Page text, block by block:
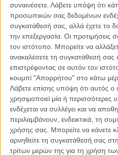
συναινέσετε. Λάβετε υπόψη ότι
προσωπικών σας δεδομένων
συγκατάθεσή σας, αλλά έχετε το
την επεξεργασία. Οι προτιμήσεις
τον ιστότοπο. Μπορείτε να
ανακαλέσετε τη συγκατάθεσή σας
επιστρέφοντας σε αυτόν τον
κουμπί "Απορρήτου" στο κάτω
Λάβετε επίσης υπόψη ότι αυτός ο
χρησιμοποιεί μία ή περισσότερες
ενδέχεται να συλλέγει και να
περιλαμβάνουν, ενδεικτικά, τη
χρήσης σας. Μπορείτε να κάνετε
αρνηθείτε τη συγκατάθεσή σας
τρίτων μερών της για τη χρήση
Δείτε αυτή την πρώτη σκηνή (όπου ο
σαιξπηρικός... γάιδαρος/ κώλος/
τόνο, το ύφος και το πόσο
εφαρμογή είναι το πείραμα του
γύριζε άλλη μία μικρή ταινία: τους
Διαβάστε περισσότερα:
Δεν είναι Γούντι Αλεν... Δεν είναι
τρέιλερ του «Much Ado About
Τορόντο 2012, «Much Ado About
Σάντα Μόνικα
Τζος Γουίντον: Ενας auteur της
Γυρίζοντας τον Σαίξπηρ σε 12